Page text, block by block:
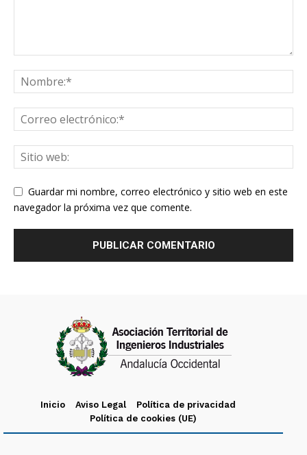
Guardar mi nombre, correo electrónico y sitio web en este
navegador la próxima vez que comente.
Inicio Aviso Legal
Política de privacidad
Política de cookies (UE)